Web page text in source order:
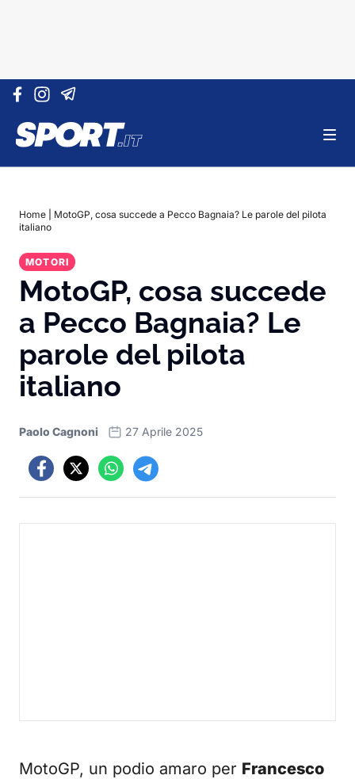
Vai al contenuto
Home
MotoGP, cosa succede a Pecco Bagnaia? Le parole del pilota
italiano
MOTORI
MotoGP, cosa succede
a Pecco Bagnaia? Le
parole del pilota
italiano
Paolo Cagnoni 27 Aprile 2025
MotoGP, un podio amaro per Francesco